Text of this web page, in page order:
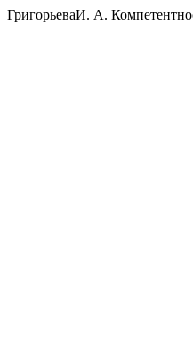
ГригорьеваИ. А.